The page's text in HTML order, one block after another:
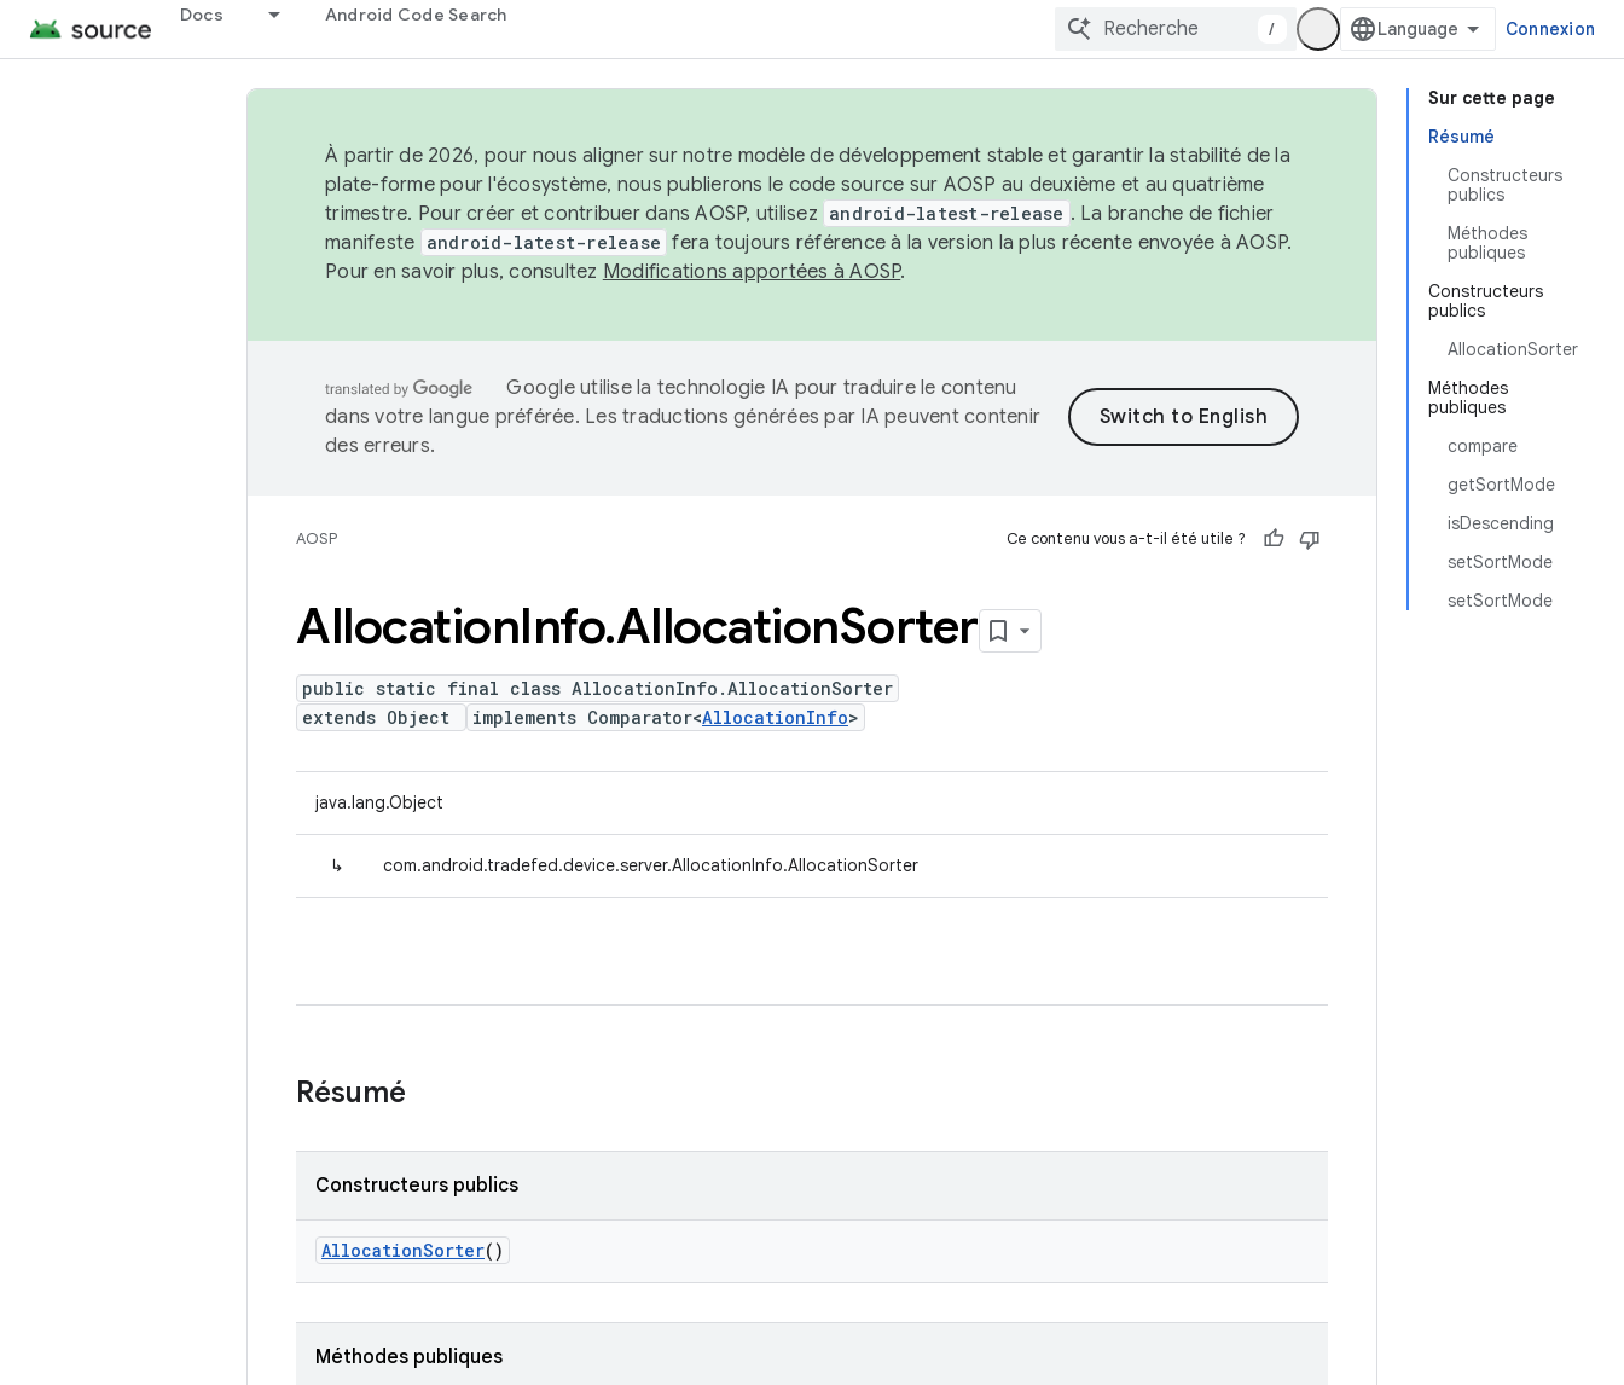
Docs Android Code Search
/ Connexion
Sur cette page
Résumé
Constructeurs
publics
Méthodes
publiques
Constructeurs
publics
AllocationSorter
Méthodes
publiques
compare
getSortMode
isDescending
setSortMode
setSortMode
À partir de 2026, pour nous aligner sur notre modèle de développement stable et garantir la stabilité de la
plate-forme pour l'écosystème, nous publierons le code source sur AOSP au deuxième et au quatrième
trimestre. Pour créer et contribuer dans AOSP, utilisez android-latest-release . La branche de fichier
manifeste android-latest-release fera toujours référence à la version la plus récente envoyée à AOSP.
Pour en savoir plus, consultez Modifications apportées à AOSP.
Google utilise la technologie IA pour traduire le contenu
dans votre langue préférée. Les traductions générées par IA peuvent contenir
des erreurs.
AOSP Ce contenu vous a-t-il été utile ?
AllocationInfo.AllocationSorter
public static final class AllocationInfo.AllocationSorter
extends Object
implements Comparator<AllocationInfo>
java.lang.Object
↳ com.android.tradefed.device.server.AllocationInfo.AllocationSorter
Résumé
Constructeurs publics
AllocationSorter()
Méthodes publiques